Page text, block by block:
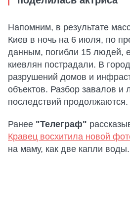
Напомним, в результате
Киев в ночь на 6 июля, по
данным, погибли 15 людей,
киевлян пострадали. В
разрушений домов и
объектов. Разбор завалов и
последствий продолжаются.
Ранее "Телеграф"
Кравец восхитила новой
на маму, как две капли воды.